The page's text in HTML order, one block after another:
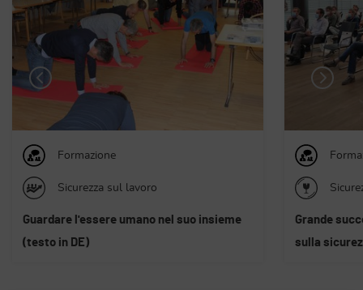
Formazione
Sicurezza dei prodotti
Grande successo per la prima conferenza
sulla sicurezza delle macchine
Buon Natale